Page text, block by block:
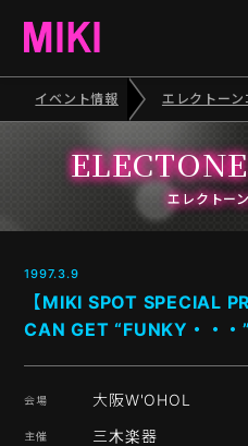
BLOG
ELECTONE CONCERT
イベント情報 エレクトーン
エレクトー
1997.3.9
【MIKI SPOT SPECIAL
CAN GET “FUNKY・・・”
大阪W'OHOL
三木楽器